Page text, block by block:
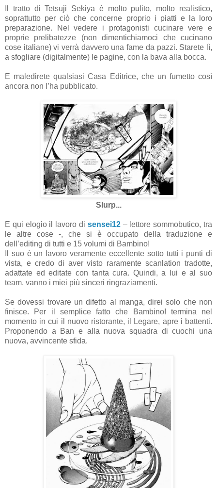
Il tratto di Tetsuji Sekiya è molto pulito, molto realistico,
soprattutto per ciò che concerne proprio i piatti e la loro
preparazione. Nel vedere i protagonisti cucinare vere e
proprie prelibatezze (non dimentichiamoci che cucinano
cose italiane) vi verrà davvero una fame da pazzi. Starete lì,
a sfogliare (digitalmente) le pagine, con la bava alla bocca.
E maledirete qualsiasi Casa Editrice, che un fumetto così
ancora non l’ha pubblicato.
Slurp...
E qui elogio il lavoro di sensei12– lettore sommobutico, tra
le altre cose -, che si è occupato della traduzione e
dell’editing di tutti e 15 volumi di Bambino!
Il suo è un lavoro veramente eccellente sotto tutti i punti di
vista, e credo di aver visto raramente scanlation tradotte,
adattate ed editate con tanta cura. Quindi, a lui e al suo
team, vanno i miei più sinceri ringraziamenti.
Se dovessi trovare un difetto al manga, direi solo che non
finisce. Per il semplice fatto che Bambino! termina nel
momento in cui il nuovo ristorante, il Legare, apre i battenti.
Proponendo a Ban e alla nuova squadra di cuochi una
nuova, avvincente sfida.